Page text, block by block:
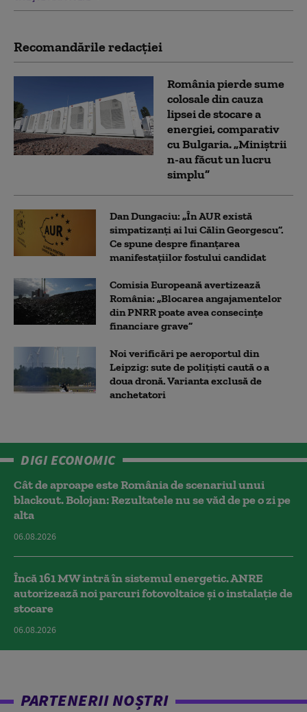
Recomandările redacţiei
România pierde sume
colosale din cauza
lipsei de stocare a
energiei, comparativ
cu Bulgaria. „Miniștrii
n-au făcut un lucru
simplu”
Dan Dungaciu: „În AUR există
simpatizanți ai lui Călin Georgescu”.
Ce spune despre finanțarea
manifestațiilor fostului candidat
Comisia Europeană avertizează
România: „Blocarea angajamentelor
din PNRR poate avea consecințe
financiare grave”
Noi verificări pe aeroportul din
Leipzig: sute de polițiști caută o a
doua dronă. Varianta exclusă de
anchetatori
DIGI ECONOMIC
Cât de aproape este România de scenariul unui
blackout. Bolojan: Rezultatele nu se văd de pe o zi pe
alta
06.08.2026
Încă 161 MW intră în sistemul energetic. ANRE
autorizează noi parcuri fotovoltaice și o instalație de
stocare
06.08.2026
PARTENERII NOȘTRI